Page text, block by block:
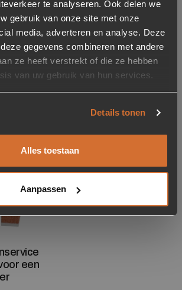
te analyseren. Ook delen we
gebruik van onze site met onze
media, adverteren en analyse. Deze
gegevens combineren met andere
ze heeft verstrekt of die ze hebben
van uw gebruik van hun services.
Details tonen
Alles toestaan
Aanpassen
producten
een